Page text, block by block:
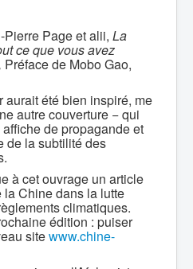
Page et alii, La
ce que vous avez
Préface de Mobo Gao,
aurait été bien inspiré, me
autre couverture − qui
de propagande et
de la subtilité des
à cet ouvrage un article
Chine dans la lutte
climatiques.
édition : puiser
sitewww.chine-